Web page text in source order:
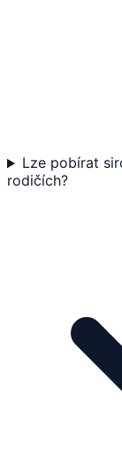
Lze pobírat
rodičích?